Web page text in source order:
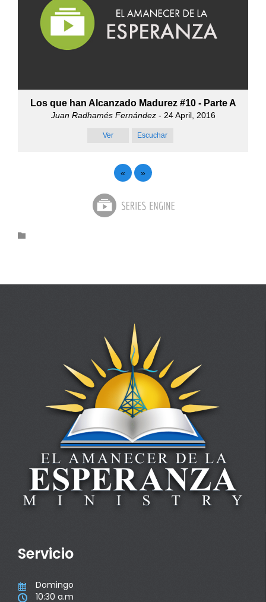
Los que han Alcanzado Madurez #10 - Parte A
Juan Radhamés Fernández- 24 April, 2016
Ver Escuchar
« »

Servicio
 Domingo
 10:30 a.m